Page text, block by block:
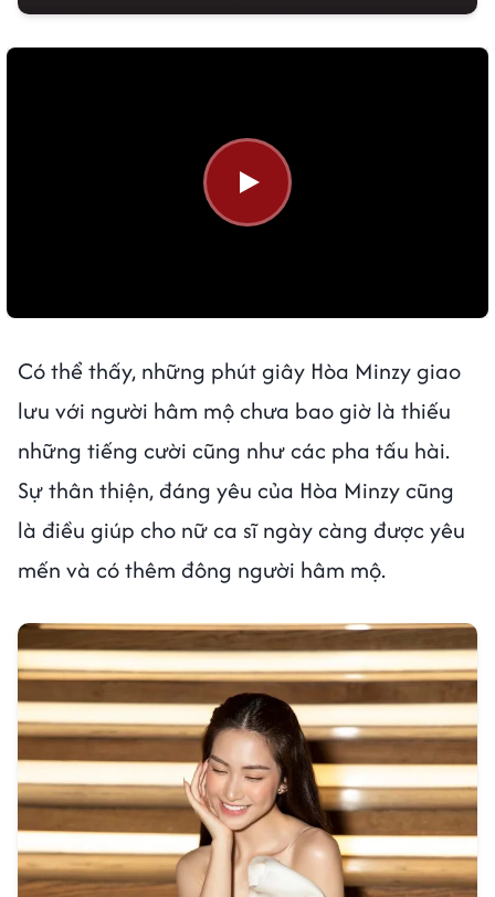
Có thể thấy, những phút giây Hòa Minzy giao
lưu với người hâm mộ chưa bao giờ là thiếu
những tiếng cười cũng như các pha tấu hài.
Sự thân thiện, đáng yêu của Hòa Minzy cũng
là điều giúp cho nữ ca sĩ ngày càng được yêu
mến và có thêm đông người hâm mộ.